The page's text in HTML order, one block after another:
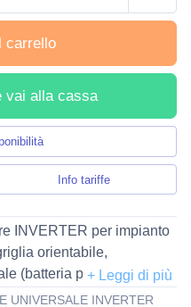
carrello
vai alla cassa
Info tariffe
INVERTER per impianto
orientabile,
(batteria principale
- compatibile con
UNIVERSALE INVERTER